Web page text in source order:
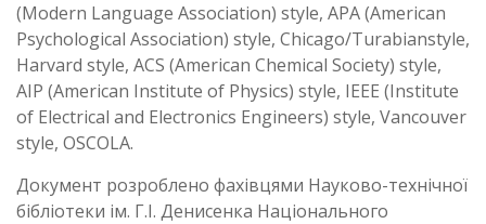
(Modern Language Association) style, APA (American
Psychological Association) style, Chicago/Turabianstyle,
Harvard style, ACS (American Chemical Society) style,
AIP (American Institute of Physics) style, IEEE (Institute
of Electrical and Electronics Engineers) style, Vancouver
style, OSCOLA.
Документ розроблено фахівцями Науково-технічної
бібліотеки ім. Г.І. Денисенка Національного